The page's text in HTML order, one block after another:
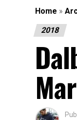
Home »
2018